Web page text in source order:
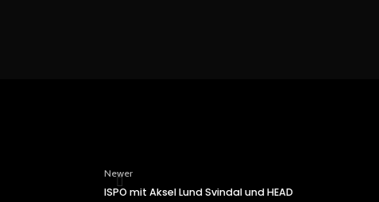
Newer
ISPO mit Aksel Lund Svindal und HEAD